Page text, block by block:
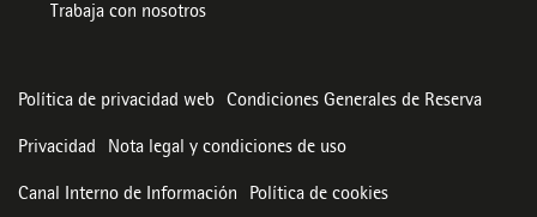
Trabaja con nosotros
Política de privacidad web Condiciones Generales de Reserva
Privacidad Nota legal y condiciones de uso
Canal Interno de Información Política de cookies